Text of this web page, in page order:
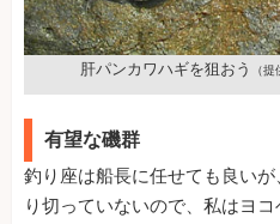
肝パンカワハギを狙おう （
有望な磯群
釣り座は船長に任せても良い
り切っていないので、私はヨ